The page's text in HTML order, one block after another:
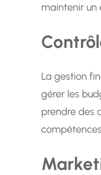
maintenir un
La gestion
gérer les
prendre des